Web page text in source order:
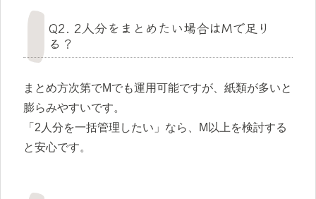
Q2. 2人分をまとめたい場合はMで足り
る？
まとめ方次第でMでも運用可能ですが、紙類が多いと
膨らみやすいです。
「2人分を一括管理したい」なら、M以上を検討する
と安心です。